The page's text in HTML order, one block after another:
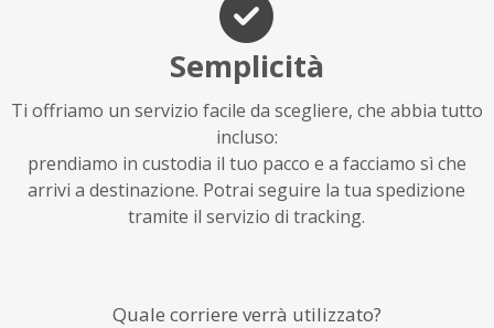
Semplicità
Ti offriamo un servizio facile da scegliere, che abbia tutto
incluso:
prendiamo in custodia il tuo pacco e a facciamo sì che
arrivi a destinazione. Potrai seguire la tua spedizione
tramite il servizio di tracking.
Quale corriere verrà utilizzato?